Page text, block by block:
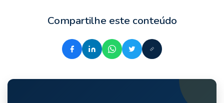
Compartilhe este conteúdo